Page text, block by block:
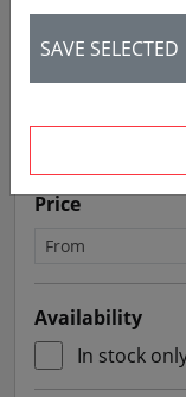
Sort by
Price
Availability
In stock
SAVE SELECTED